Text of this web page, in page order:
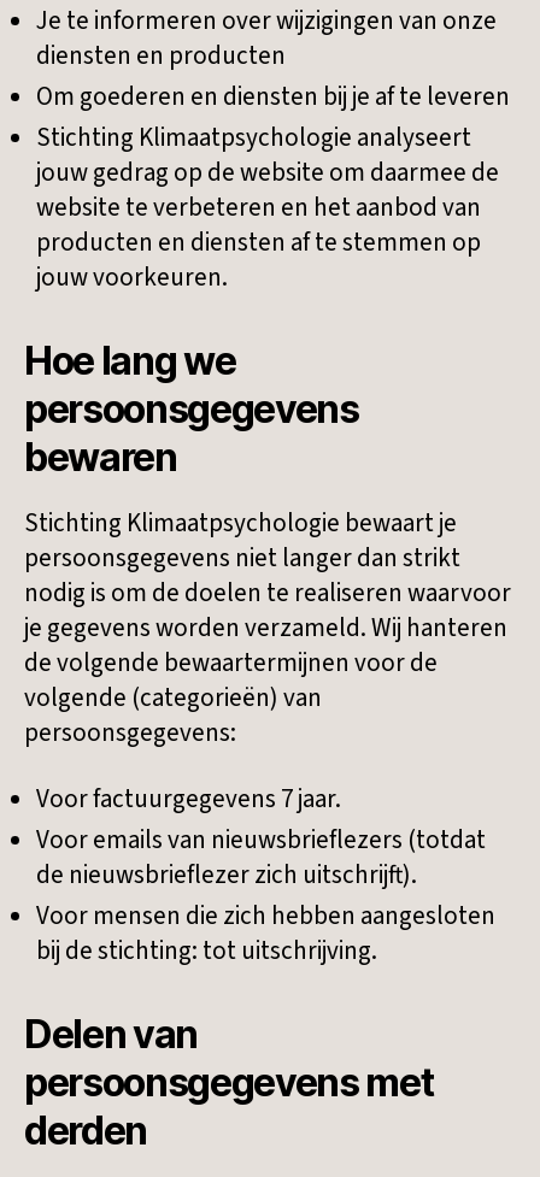
Je te informeren over wijzigingen van onze
diensten en producten
Om goederen en diensten bij je af te leveren
Stichting Klimaatpsychologie analyseert
jouw gedrag op de website om daarmee de
website te verbeteren en het aanbod van
producten en diensten af te stemmen op
jouw voorkeuren.
Hoe lang we
persoonsgegevens
bewaren
Stichting Klimaatpsychologie bewaart je
persoonsgegevens niet langer dan strikt
nodig is om de doelen te realiseren waarvoor
je gegevens worden verzameld. Wij hanteren
de volgende bewaartermijnen voor de
volgende (categorieën) van
persoonsgegevens:
Voor factuurgegevens 7 jaar.
Voor emails van nieuwsbrieflezers (totdat
de nieuwsbrieflezer zich uitschrijft).
Voor mensen die zich hebben aangesloten
bij de stichting: tot uitschrijving.
Delen van
persoonsgegevens met
derden